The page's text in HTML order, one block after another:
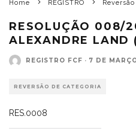
Home REGISTRO
RESOLUÇÃO 008/
ALEXANDRE
REGISTRO FCF · 7 DE
REVERSÃO DE CATEGORIA
RES.0008